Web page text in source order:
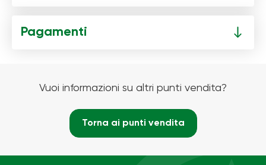
Pagamenti
Vuoi informazioni su altri punti vendita?
Torna ai punti vendita